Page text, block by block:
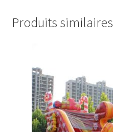
Produits similaires